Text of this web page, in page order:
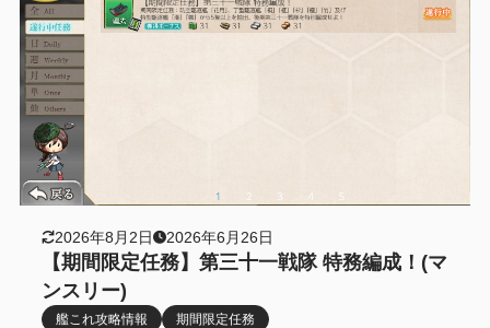
2026年8月2日 2026年6月26日
【期間限定任務】第三十一戦隊 特務編成！(マ
ンスリー)
艦これ攻略情報 期間限定任務